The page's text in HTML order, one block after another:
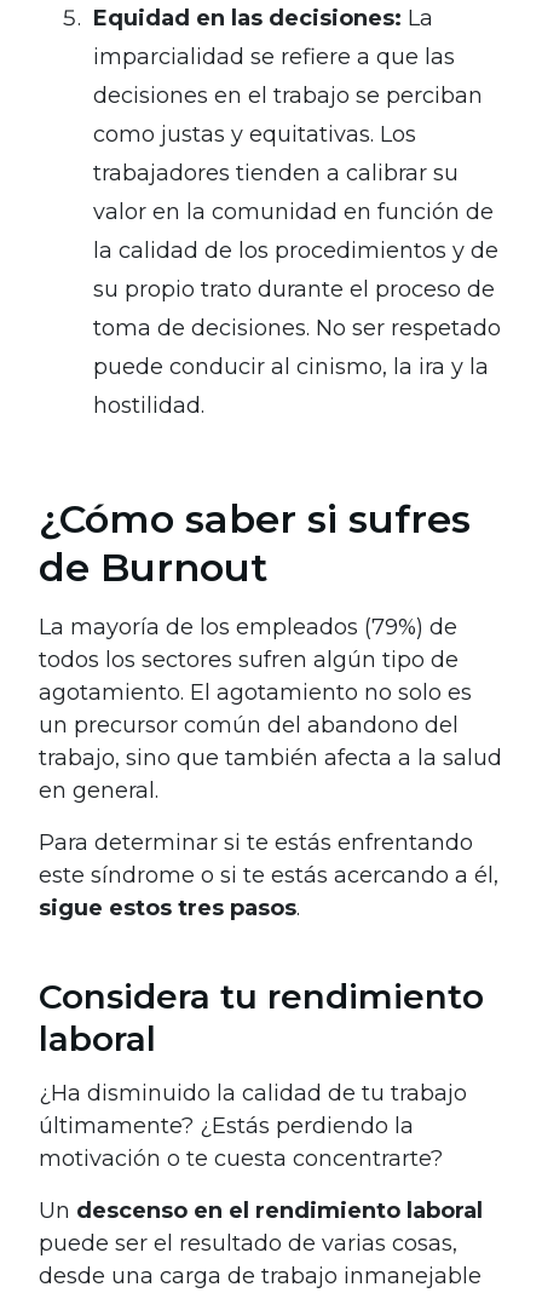
Equidad en las decisiones: La
imparcialidad se refiere a que las
decisiones en el trabajo se perciban
como justas y equitativas. Los
trabajadores tienden a calibrar su
valor en la comunidad en función de
la calidad de los procedimientos y de
su propio trato durante el proceso de
toma de decisiones. No ser respetado
puede conducir al cinismo, la ira y la
hostilidad.
¿Cómo saber si sufres
de Burnout
La mayoría de los empleados (79%) de
todos los sectores sufren algún tipo de
agotamiento. El agotamiento no solo es
un precursor común del abandono del
trabajo, sino que también afecta a la salud
en general.
Para determinar si te estás enfrentando
este síndrome o si te estás acercando a él,
sigue estos tres pasos.
Considera tu rendimiento
laboral
¿Ha disminuido la calidad de tu trabajo
últimamente? ¿Estás perdiendo la
motivación o te cuesta concentrarte?
Un descenso en el rendimiento laboral
puede ser el resultado de varias cosas,
desde una carga de trabajo inmanejable